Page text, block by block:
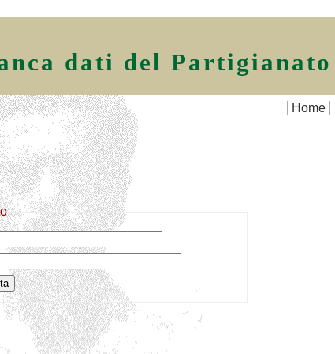
dati del Partigianato
Home